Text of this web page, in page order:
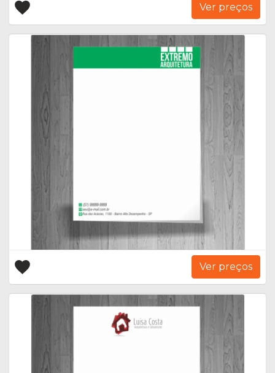
Ver preços
Ver preços